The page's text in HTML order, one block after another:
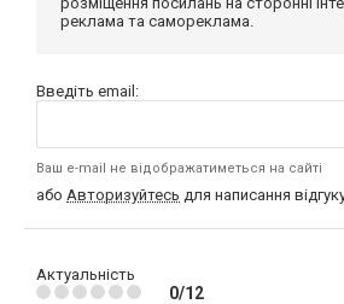
реклама та самореклама.
Введіть email:
Ваш e-mail не відображатиметься на сайті
або Авторизуйтесь для написання
Актуальність
0/12